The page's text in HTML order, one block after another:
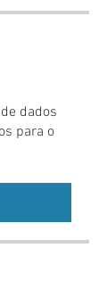
dados
para o